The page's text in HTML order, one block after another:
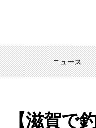
ニュース
【滋賀で